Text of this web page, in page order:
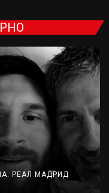
РЕАЛ МАДРИД